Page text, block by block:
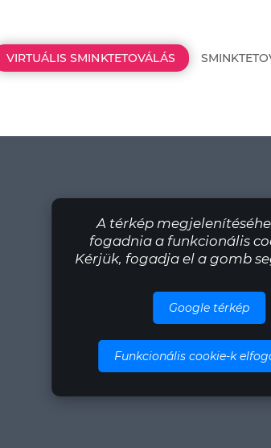
VIRTUÁLIS SMINKTETOVÁLÁS
A térkép
fogadnia a funkcionális
Kérjük, fogadja el a gomb
Google térkép
Funkcionális cookie-k